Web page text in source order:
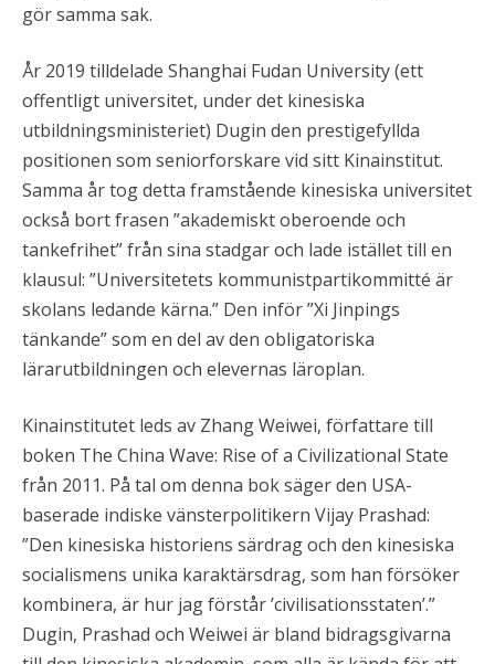
gör samma sak.
År 2019 tilldelade Shanghai Fudan University (ett
offentligt universitet, under det kinesiska
utbildningsministeriet) Dugin den prestigefyllda
positionen som seniorforskare vid sitt Kinainstitut.
Samma år tog detta framstående kinesiska universitet
också bort frasen ”akademiskt oberoende och
tankefrihet” från sina stadgar och lade istället till en
klausul: ”Universitetets kommunistpartikommitté är
skolans ledande kärna.” Den inför ”Xi Jinpings
tänkande” som en del av den obligatoriska
lärarutbildningen och elevernas läroplan.
Kinainstitutet leds av Zhang Weiwei, författare till
boken The China Wave: Rise of a Civilizational State
från 2011. På tal om denna bok säger den USA-
baserade indiske vänsterpolitikern Vijay Prashad:
”Den kinesiska historiens särdrag och den kinesiska
socialismens unika karaktärsdrag, som han försöker
kombinera, är hur jag förstår ’civilisationsstaten’.”
Dugin, Prashad och Weiwei är bland bidragsgivarna